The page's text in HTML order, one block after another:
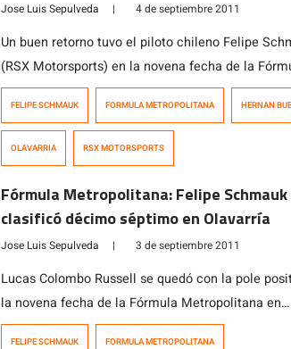
Jose Luis Sepulveda | 4 de septiembre 2011
Un buen retorno tuvo el piloto chileno Felipe
(RSX Motorsports) en la novena fecha de la
Metropolitana, que se celebró en el autódromo
posición. La carrera en una primera instancia, la
Daniel Nefa (Tati Race Team), pero […]
FELIPE SCHMAUK FORMULA METROPOLITANA HERNAN
OLAVARRIA RSX MOTORSPORTS
Fórmula Metropolitana: Felipe Schmauk
clasificó décimo séptimo en Olavarría
Jose Luis Sepulveda | 3 de septiembre 2011
Lucas Colombo Russell se quedó con la pole
la novena fecha de la Fórmula Metropolitana en
Olvarría, Argentina. El piloto del Tati Race Team
FELIPE SCHMAUK FORMULA METROPOLITANA